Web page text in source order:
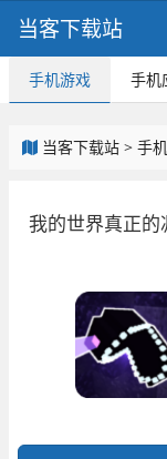
当客下载站
手机游戏 手机
当客下载站 > 手
我的世界真正